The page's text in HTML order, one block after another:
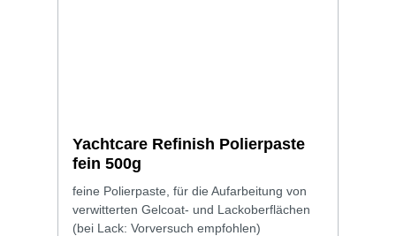
Yachtcare Refinish Polierpaste
fein 500g
feine Polierpaste, für die Aufarbeitung von
verwitterten Gelcoat- und Lackoberflächen
(bei Lack: Vorversuch empfohlen)